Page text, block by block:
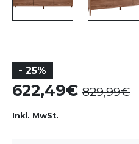
- 25%
622,49 829,99
Inkl. MwSt.